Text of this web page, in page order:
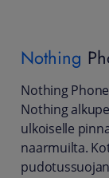
Nothing
Nothing
Nothing
ulkoiselle
naarmuilta.